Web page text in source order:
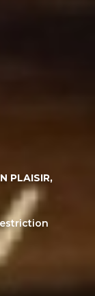
PLAISIR,